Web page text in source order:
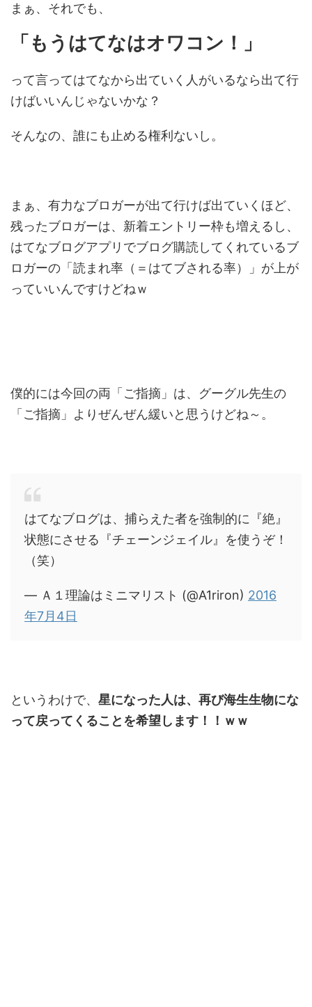
まぁ、それでも、
「もうはてなはオワコン！」
って言ってはてなから出ていく人がいるなら出て行
けばいいんじゃないかな？
そんなの、誰にも止める権利ないし。
まぁ、有力なブロガーが出て行けば出ていくほど、
残ったブロガーは、新着エントリー枠も増えるし、
はてなブログアプリでブログ購読してくれているブ
ロガーの「読まれ率（＝はてブされる率）」が上が
っていいんですけどねｗ
僕的には今回の両「ご指摘」は、グーグル先生の
「ご指摘」よりぜんぜん緩いと思うけどね～。
はてなブログは、捕らえた者を強制的に『絶』
状態にさせる『チェーンジェイル』を使うぞ！
（笑）
— Ａ１理論はミニマリスト (@A1riron) 2016
年7月4日
というわけで、 星になった人は、再び海生生物にな
って戻ってくることを希望します！！ｗｗ